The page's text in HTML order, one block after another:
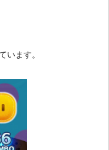
います。